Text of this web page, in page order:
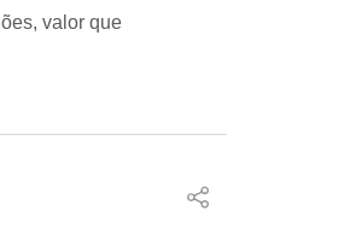
valor que